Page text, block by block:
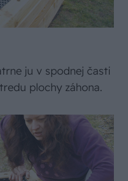
ju v spodnej časti
plochy záhona.